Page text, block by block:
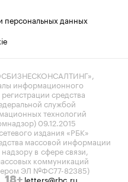
персональных данных
информационного
средства
службой
технологий
09.12.2015
издания «РБК»
массовой информации
в сфере связи,
коммуникаций
ЭЛ №ФС77-82385)
18+ letters@rbc.ru